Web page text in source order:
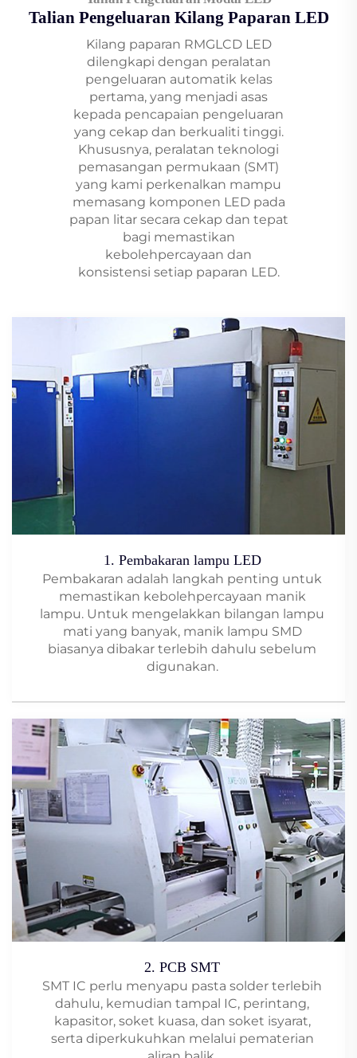
Talian Pengeluaran Kilang Paparan LED
Kilang paparan RMGLCD LED
dilengkapi dengan peralatan
pengeluaran automatik kelas
pertama, yang menjadi asas
kepada pencapaian pengeluaran
yang cekap dan berkualiti tinggi.
Khususnya, peralatan teknologi
pemasangan permukaan (SMT)
yang kami perkenalkan mampu
memasang komponen LED pada
papan litar secara cekap dan tepat
bagi memastikan
kebolehpercayaan dan
konsistensi setiap paparan LED.
1. Pembakaran lampu LED
Pembakaran adalah langkah penting untuk
memastikan kebolehpercayaan manik
lampu. Untuk mengelakkan bilangan lampu
mati yang banyak, manik lampu SMD
biasanya dibakar terlebih dahulu sebelum
digunakan.
2. PCB SMT
SMT IC perlu menyapu pasta solder terlebih
dahulu, kemudian tampal IC, perintang,
kapasitor, soket kuasa, dan soket isyarat,
serta diperkukuhkan melalui pematerian